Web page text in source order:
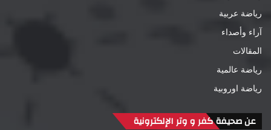
رياضة عربية
آراء وأصداء
المقالات
رياضة عالمية
رياضة اوروبية
عن صحيفة كفر و وتر الإلكترونية